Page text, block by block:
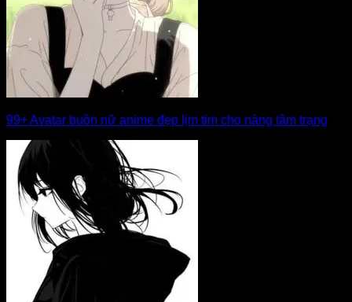
99+ Avatar buồn nữ anime đẹp lịm tim cho nàng tâm trạng